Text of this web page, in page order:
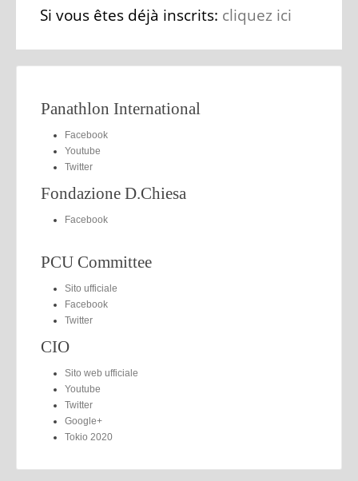
Si vous êtes déjà inscrits: cliquez ici
Panathlon International
Facebook
Youtube
Twitter
Fondazione D.Chiesa
Facebook
PCU Committee
Sito ufficiale
Facebook
Twitter
CIO
Sito web ufficiale
Youtube
Twitter
Google+
Tokio 2020